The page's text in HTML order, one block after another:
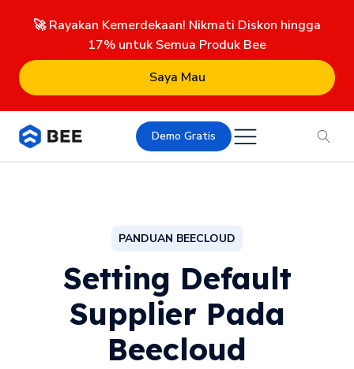
🚀 Rayakan Kemerdekaan! Nikmati Diskon hingga
17% untuk Semua Produk Bee
Saya Mau
Demo Gratis
PANDUAN BEECLOUD
Setting Default
Supplier Pada
Beecloud